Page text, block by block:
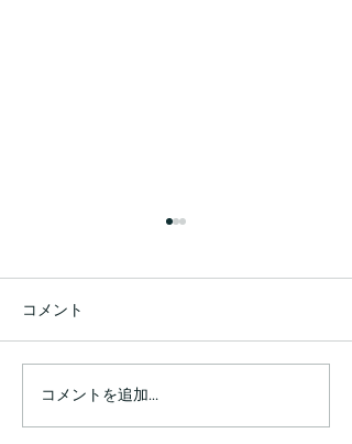
発見や喜びがたくさんあ
りすぎて書ききれない程
コメント
コメントを追加…